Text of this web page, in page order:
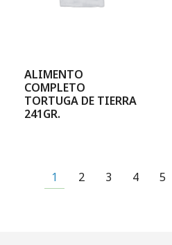
ALIMENTO
COMPLETO
TORTUGA DE TIERRA
241GR.
1 2 3 4 5